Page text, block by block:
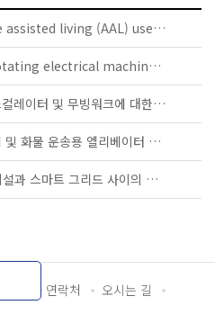
IEC TS 63134:2020 - Active assisted living (AAL) use cases
IEC 60034-5:2020 RLV - Rotating electrical machines - Part 5: Degrees of protection provided by the integral design of rotating electrical machines (IP code) - Classification
KS B ISO/TS 25740-1 - 에스컬레이터 및 무빙워크에 대한 안전요건 — 제1부: 세계공통 필수 안전요건(GESRs)
KS B ISO/TS 8100-21 - 승객 및 화물 운송용 엘리베이터 —제21부: 세계공통 필수안전요건(GESRs)을 충족하는 세계공통 안전 파라미터(GSPs)
KS C IEC TS 62872 - 산업 시설과 스마트 그리드 사이의 산업 공정 측정, 제어 및 자동화 시스템 인터페이스
담당자 연락처
오시는 길